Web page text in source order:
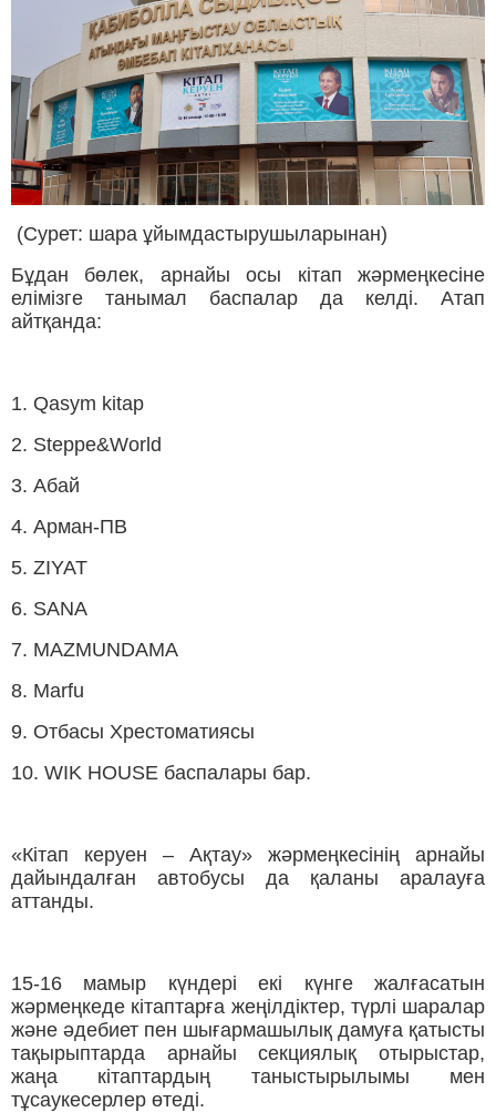
(Сурет: шара ұйымдастырушыларынан)
Бұдан бөлек, арнайы осы кітап жәрмеңкесіне
елімізге танымал баспалар да келді. Атап
айтқанда:
1. Qasym kitap
2. Steppe&World
3. Абай
4. Арман-ПВ
5. ZIYAT
6. SANA
7. MAZMUNDAMA
8. Marfu
9. Отбасы Хрестоматиясы
10. WIK HOUSE баспалары бар.
«Кітап керуен – Ақтау» жәрмеңкесінің арнайы
дайындалған автобусы да қаланы аралауға
аттанды.
15-16 мамыр күндері екі күнге жалғасатын
жәрмеңкеде кітаптарға жеңілдіктер, түрлі шаралар
және әдебиет пен шығармашылық дамуға қатысты
тақырыптарда арнайы секциялық отырыстар,
жаңа кітаптардың таныстырылымы мен
тұсаукесерлер өтеді.